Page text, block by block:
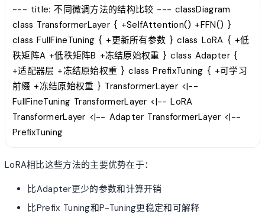
--- title: 不同微调方法的结构比较 --- classDiagram
class TransformerLayer { +SelfAttention() +FFN() }
class FullFineTuning { +更新所有参数 } class LoRA { +低
秩矩阵A +低秩矩阵B +冻结原始权重 } class Adapter {
+适配器层 +冻结原始权重 } class PrefixTuning { +可学习
前缀 +冻结原始权重 } TransformerLayer <|--
FullFineTuning TransformerLayer <|-- LoRA
TransformerLayer <|-- Adapter TransformerLayer <|--
PrefixTuning
LoRA相比这些方法的主要优势在于：
比Adapter更少的参数和计算开销
比Prefix Tuning和P-Tuning更稳定和可解释